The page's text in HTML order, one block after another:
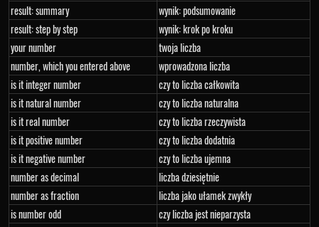
result: summary
wynik: podsumowanie
result: step by step
wynik: krok po kroku
your number
twoja liczba
number, which you entered above
wprowadzona liczba
is it integer number
czy to liczba całkowita
is it natural number
czy to liczba naturalna
is it real number
czy to liczba rzeczywista
is it positive number
czy to liczba dodatnia
is it negative number
czy to liczba ujemna
number as decimal
liczba dziesiętnie
number as fraction
liczba jako ułamek zwykły
is number odd
czy liczba jest nieparzysta